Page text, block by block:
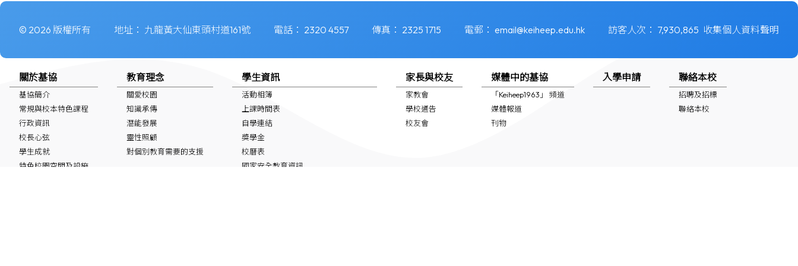
© 2026 版權所有 地址： 九龍黃大仙東頭村道161號 電話： 2320 4557 傳真： 2325 1715 電郵： email@keiheep.edu.hk 訪客人次： 7,930,865 收集個人資料聲明
關於基協
基協簡介
常規與校本特色課程
行政資訊
校長心弦
學生成就
特色校園空間及設施
教育理念
關愛校園
知識承傳
潛能發展
靈性照顧
對個別教育需要的支援
學生資訊
活動相簿
上課時間表
自學連結
獎學金
校曆表
國家安全教育資訊
家長與校友
家教會
學校通告
校友會
媒體中的基協
「Keiheep1963」 頻道
媒體報道
刊物
入學申請 聯絡本校
招聘及招標
聯絡本校